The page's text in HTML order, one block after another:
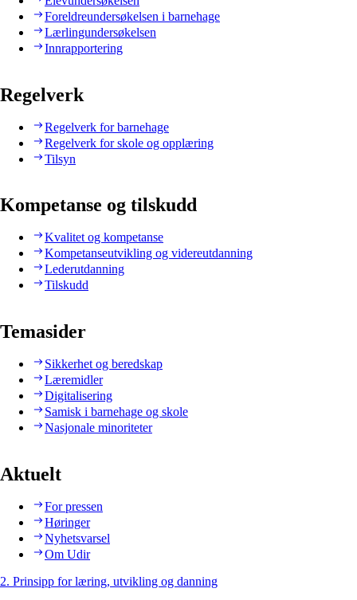
Foreldreundersøkelsen i barnehage
Lærlingundersøkelsen
Innrapportering
Regelverk
Regelverk for barnehage
Regelverk for skole og opplæring
Tilsyn
Kompetanse og tilskudd
Kvalitet og kompetanse
Kompetanseutvikling og videreutdanning
Lederutdanning
Tilskudd
Temasider
Sikkerhet og beredskap
Læremidler
Digitalisering
Samisk i barnehage og skole
Nasjonale minoriteter
Aktuelt
For pressen
Høringer
Nyhetsvarsel
Om Udir
2. Prinsipp for læring, utvikling og danning